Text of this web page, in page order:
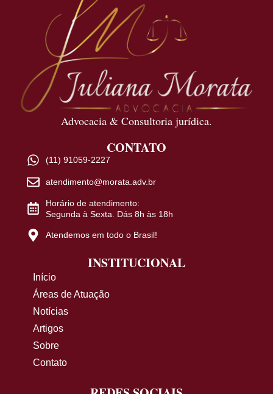
Advocacia & Consultoria jurídica.
CONTATO
(11) 91059-2227
atendimento@morata.adv.br
Horário de atendimento:
Segunda à Sexta. Dás 8h às 18h
Atendemos em todo o Brasil!
INSTITUCIONAL
Início
Áreas de Atuação
Notícias
Artigos
Sobre
Contato